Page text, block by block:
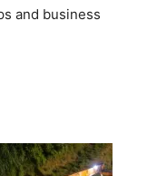
and business